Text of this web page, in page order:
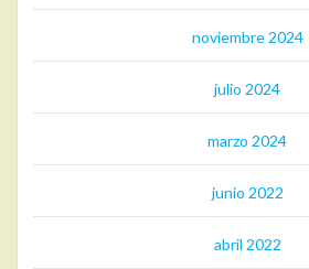
noviembre 2024
julio 2024
marzo 2024
junio 2022
abril 2022